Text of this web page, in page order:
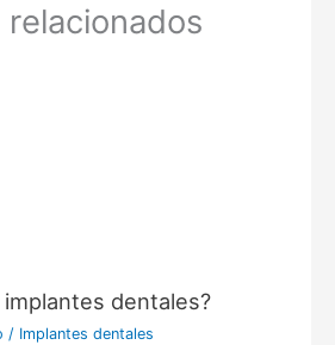
implantes dentales?
/ Implantes dentales